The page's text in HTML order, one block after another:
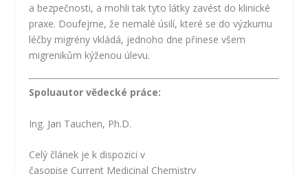
a bezpečnosti, a mohli tak tyto látky zavést do klinické
praxe. Doufejme, že nemalé úsilí, které se do výzkumu
léčby migrény vkládá, jednoho dne přinese všem
migrenikům kýženou úlevu.
Spoluautor vědecké práce:
Ing. Jan Tauchen, Ph.D.
Celý článek je k dispozici v
časopise Current Medicinal Chemistry